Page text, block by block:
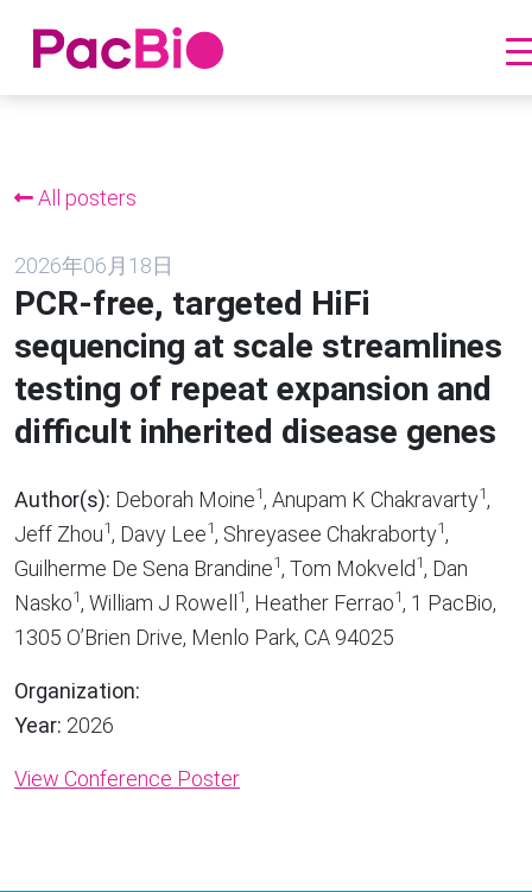
All posters
2026年06月18日
PCR-free, targeted HiFi
sequencing at scale streamlines
testing of repeat expansion and
difficult inherited disease genes
Author(s): Deborah Moine1, Anupam K Chakravarty1,
Jeff Zhou1, Davy Lee1, Shreyasee Chakraborty1,
Guilherme De Sena Brandine1, Tom Mokveld1, Dan
Nasko1, William J Rowell 1, Heather Ferrao1, 1 PacBio,
1305 O’Brien Drive, Menlo Park, CA 94025
Organization:
Year: 2026
View Conference Poster